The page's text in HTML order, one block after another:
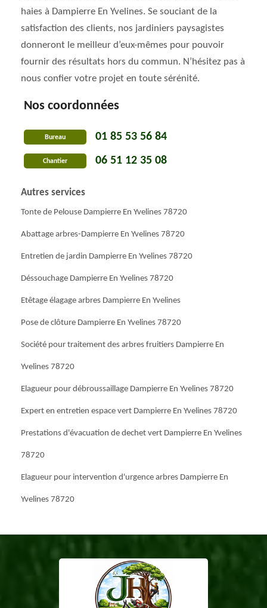
haies à Dampierre En Yvelines. Se souciant de la
satisfaction des clients, nos jardiniers paysagistes
donneront le meilleur d’eux-mêmes pour pouvoir
fournir des résultats hors du commun. N’hésitez pas à
nous confier votre projet en toute sérénité.
Nos coordonnées
Bureau 01 85 53 56 84
Chantier 06 51 12 35 08
Autres services
Tonte de Pelouse Dampierre En Yvelines 78720
Abattage arbres-Dampierre En Yvelines 78720
Entretien de jardin Dampierre En Yvelines 78720
Déssouchage Dampierre En Yvelines 78720
Etêtage élagage arbres Dampierre En Yvelines
Pose de clôture Dampierre En Yvelines 78720
Société pour traitement des arbres fruitiers Dampierre En
Yvelines 78720
Elagueur pour débroussaillage Dampierre En Yvelines 78720
Expert en entretien espace vert Dampierre En Yvelines 78720
Prestations d'évacuation de dechet vert Dampierre En Yvelines
78720
Elagueur pour intervention d'urgence arbres Dampierre En
Yvelines 78720